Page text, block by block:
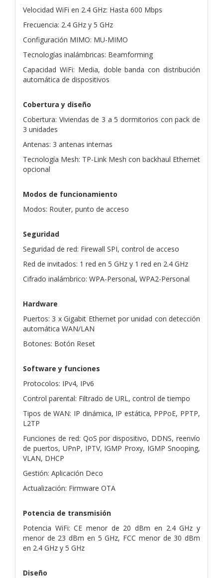
Velocidad WiFi en 2.4 GHz: Hasta 600 Mbps
Frecuencia: 2.4 GHz y 5 GHz
Configuración MIMO: MU-MIMO
Tecnologías inalámbricas: Beamforming
Capacidad WiFi: Media, doble banda con distribución
automática de dispositivos
Cobertura y diseño
Cobertura: Viviendas de 3 a 5 dormitorios con pack de
3 unidades
Antenas: 3 antenas internas
Tecnología Mesh: TP-Link Mesh con backhaul Ethernet
opcional
Modos de funcionamiento
Modos: Router, punto de acceso
Seguridad
Seguridad de red: Firewall SPI, control de acceso
Red de invitados: 1 red en 5 GHz y 1 red en 2.4 GHz
Cifrado inalámbrico: WPA-Personal, WPA2-Personal
Hardware
Puertos: 3 x Gigabit Ethernet por unidad con detección
automática WAN/LAN
Botones: Botón Reset
Software y funciones
Protocolos: IPv4, IPv6
Control parental: Filtrado de URL, control de tiempo
Tipos de WAN: IP dinámica, IP estática, PPPoE, PPTP,
L2TP
Funciones de red: QoS por dispositivo, DDNS, reenvío
de puertos, UPnP, IPTV, IGMP Proxy, IGMP Snooping,
VLAN, DHCP
Gestión: Aplicación Deco
Actualización: Firmware OTA
Potencia de transmisión
Potencia WiFi: CE menor de 20 dBm en 2.4 GHz y
menor de 23 dBm en 5 GHz, FCC menor de 30 dBm
en 2.4 GHz y 5 GHz
Diseño